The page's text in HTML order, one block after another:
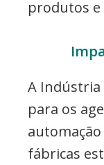
produtos e
A Indústria
para os
fábricas